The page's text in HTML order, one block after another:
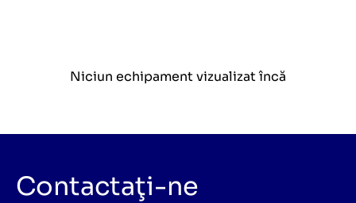
Niciun echipament vizualizat încă
Contactaţi-ne